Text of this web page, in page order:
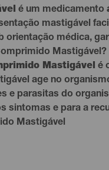
é um medicamento
mastigável
orientação médica,
Mastigável?
Mastigável é
age no
e parasitas do
sintomas e para a
Mastigável